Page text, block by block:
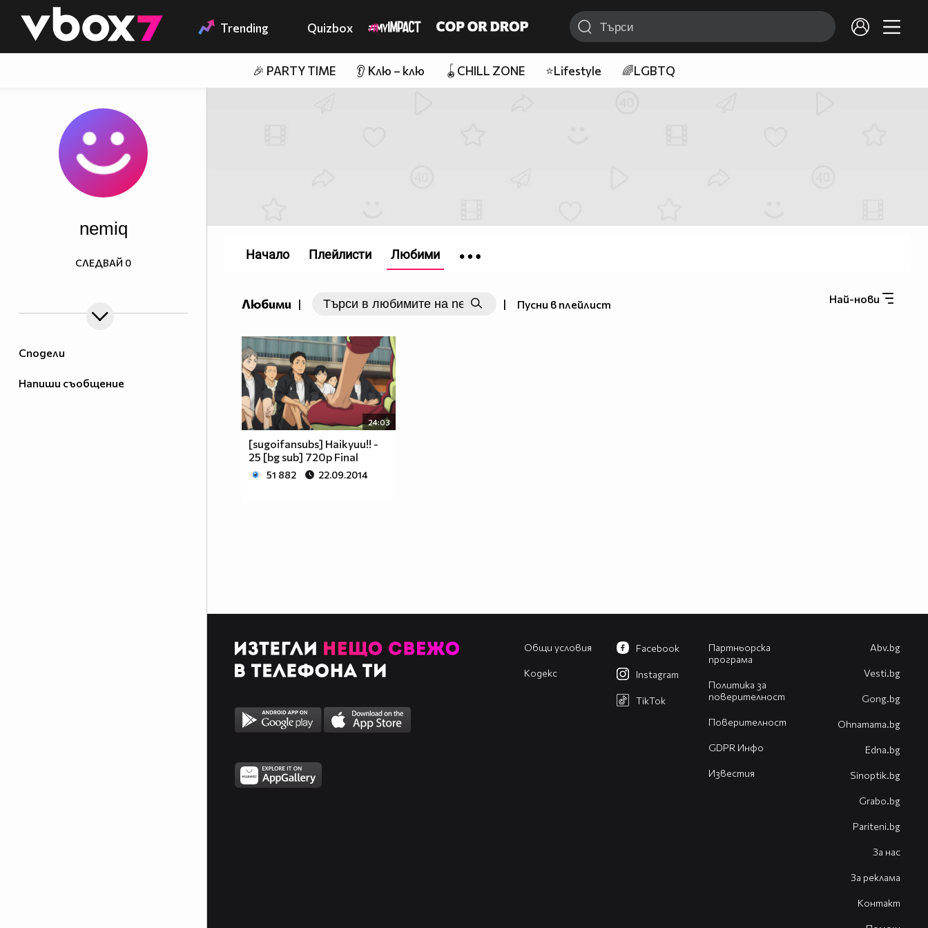
👾 Trending Quizbox
🎉 PARTY TIME 👂 Клю – клю 🪀CHILL ZONE ⭐Lifestyle 🌈LGBTQ
Сподели
Напиши съобщение
nemiq
СЛЕДВАЙ 0
Любими | | Пусни в плейлист Най-нови
24:03
[sugoifansubs] Haikyuu!! -
25 [bg sub] 720p Final
51 882 22.09.2014
Начало Плейлисти Любими
Общи условия
Кодекс
Партньорска
програма
Политика за
поверителност
Поверителност
GDPR Инфо
Известия
Facebook
Instagram
TikTok
Abv.bg
Vesti.bg
Gong.bg
Оhnamama.bg
Edna.bg
Sinoptik.bg
Grabo.bg
Pariteni.bg
За нас
За реклама
Контакт